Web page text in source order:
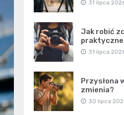
31 lipca
Jak robić
31 lipca
Przysłona
zmienia?
30 lipca